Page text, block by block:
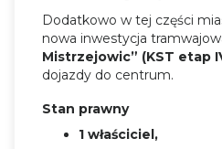
Dodatkowo w tej części
nowa inwestycja
Mistrzejowic” (KST etap
dojazdy do centrum.
Stan prawny
1 właściciel,